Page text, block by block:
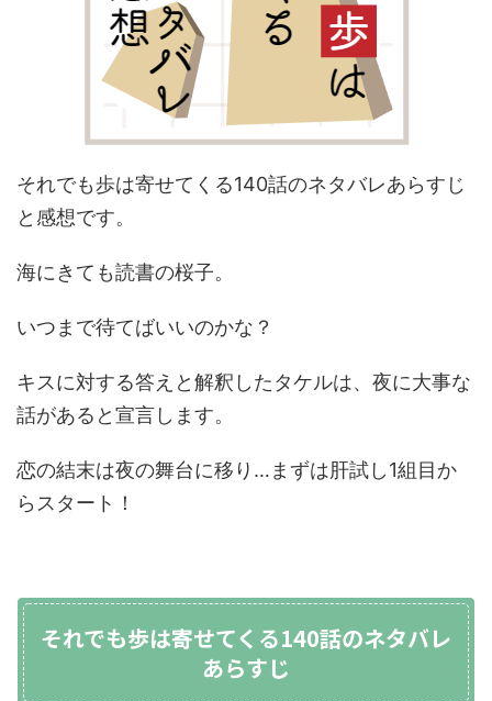
それでも歩は寄せてくる140話のネタバレあらすじ
と感想です。
海にきても読書の桜子。
いつまで待てばいいのかな？
キスに対する答えと解釈したタケルは、夜に大事な
話があると宣言します。
恋の結末は夜の舞台に移り…まずは肝試し1組目か
らスタート！
それでも歩は寄せてくる140話のネタバレ
あらすじ